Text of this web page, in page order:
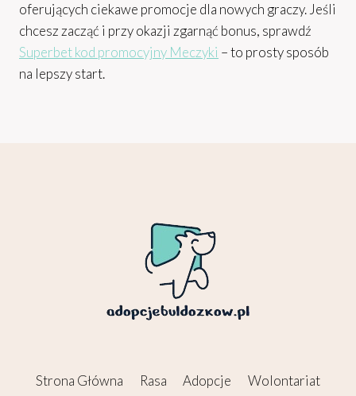
oferujących ciekawe promocje dla nowych graczy. Jeśli
chcesz zacząć i przy okazji zgarnąć bonus, sprawdź
Superbet kod promocyjny Meczyki – to prosty sposób
na lepszy start.
Strona Główna Rasa Adopcje Wolontariat